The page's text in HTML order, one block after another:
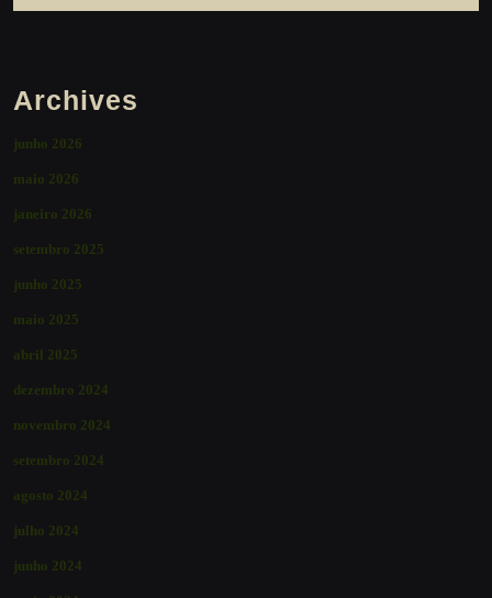
Archives
junho 2026
maio 2026
janeiro 2026
setembro 2025
junho 2025
maio 2025
abril 2025
dezembro 2024
novembro 2024
setembro 2024
agosto 2024
julho 2024
junho 2024